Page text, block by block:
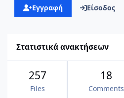
Εγγραφή Είσοδος
Στατιστικά ανακτήσεων
257
Files
18
Comments